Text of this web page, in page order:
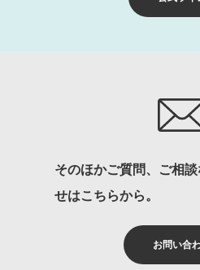
お問い合
そのほかご質問、ご相
せはこちらから。